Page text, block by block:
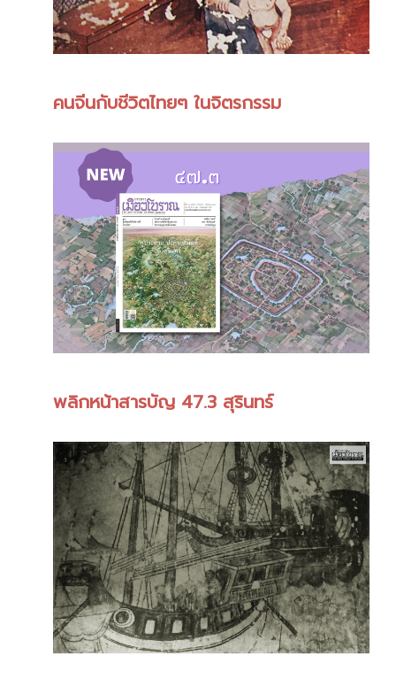
คนจีนกับชีวิตไทยๆ ในจิตรกรรม
พลิกหน้าสารบัญ 47.3 สุรินทร์